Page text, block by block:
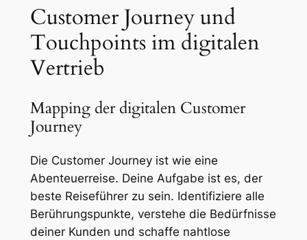
Customer Journey und
Touchpoints im digitalen
Vertrieb
Mapping der digitalen Customer
Journey
Die Customer Journey ist wie eine
Abenteuerreise. Deine Aufgabe ist es, der
beste Reiseführer zu sein. Identifiziere alle
Berührungspunkte, verstehe die Bedürfnisse
deiner Kunden und schaffe nahtlose